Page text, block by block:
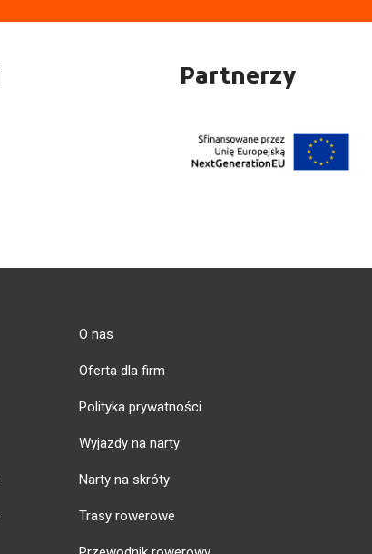
Partnerzy
O nas
Oferta dla firm
Polityka prywatności
Wyjazdy na narty
Narty na skróty
Trasy rowerowe